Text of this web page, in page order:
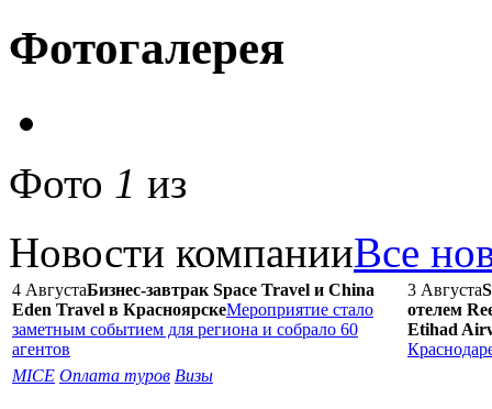
Фотогалерея
Фото 1 из
Новости компанииВсе
4 АвгустаБизнес-завтрак Space Travel и China
Eden Travel в КрасноярскеМероприятие стало
заметным событием для региона и собрало 60
агентов
3 Августа
отелем
Etihad
MICE Оплата туров Визы